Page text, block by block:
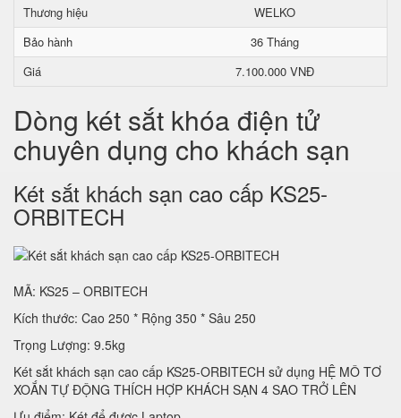
Thương hiệu
WELKO
Bảo hành
36 Tháng
Giá
7.100.000 VNĐ
Dòng két sắt khóa điện tử
chuyên dụng cho khách sạn
Két sắt khách sạn cao cấp KS25-
ORBITECH
MÃ: KS25 – ORBITECH
Kích thước: Cao 250 * Rộng 350 * Sâu 250
Trọng Lượng: 9.5kg
Két sắt khách sạn cao cấp KS25-ORBITECH sử dụng HỆ MÔ TƠ
XOẮN TỰ ĐỘNG THÍCH HỢP KHÁCH SẠN 4 SAO TRỞ LÊN